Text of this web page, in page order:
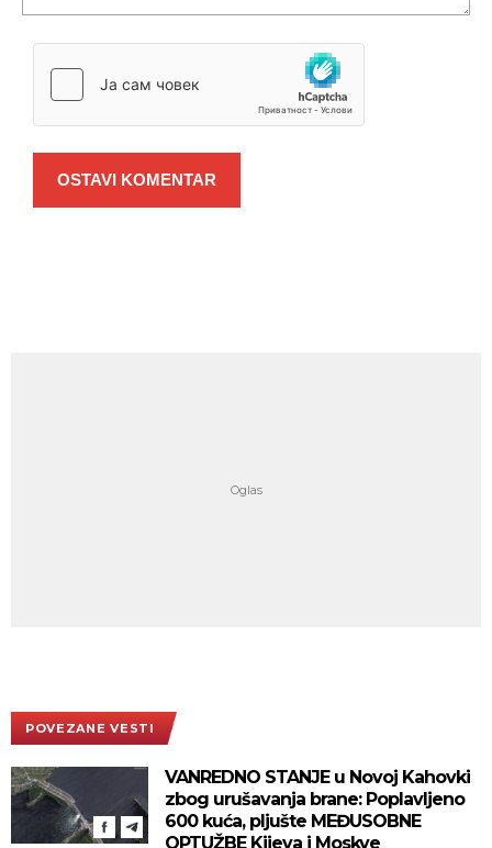
OSTAVI KOMENTAR
POVEZANE VESTI
VANREDNO STANJE u Novoj Kahovki
zbog urušavanja brane: Poplavljeno
600 kuća, pljušte MEĐUSOBNE
OPTUŽBE Kijeva i Moskve